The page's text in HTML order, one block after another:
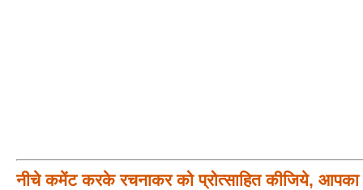
नीचे कमेंट करके रचनाकर को प्रोत्साहित कीजिये, आपका